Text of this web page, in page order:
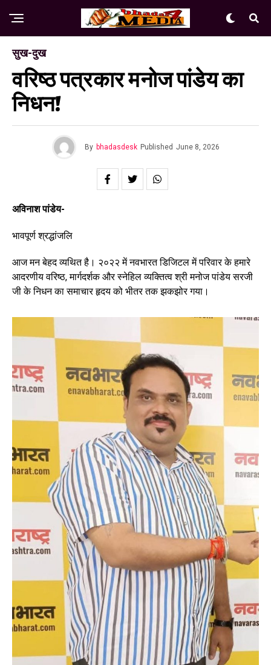
सुख-दुख
वरिष्ठ पत्रकार मनोज पांडेय का
निधन!
By bhadasdesk Published June 8, 2026
अविनाश पांडेय-
भावपूर्ण श्रद्धांजलि
आज मन बेहद व्यथित है। २०२२ में नवभारत डिजिटल में परिवार के हमारे
आदरणीय वरिष्ठ, मार्गदर्शक और स्नेहिल व्यक्तित्व श्री मनोज पांडेय सरजी
जी के निधन का समाचार हृदय को भीतर तक झकझोर गया।